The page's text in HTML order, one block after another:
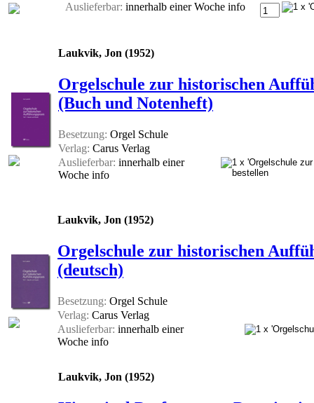
Auslieferbar: innerhalb einer Woche info
Laukvik, Jon (1952)
Orgelschule zur historischen
(Buch und Notenheft)
Besetzung: Orgel Schule
Verlag: Carus Verlag
Auslieferbar: innerhalb einer
Woche info
Laukvik, Jon (1952)
Orgelschule zur historischen
(deutsch)
Besetzung: Orgel Schule
Verlag: Carus Verlag
Auslieferbar: innerhalb einer
Woche info
Laukvik, Jon (1952)